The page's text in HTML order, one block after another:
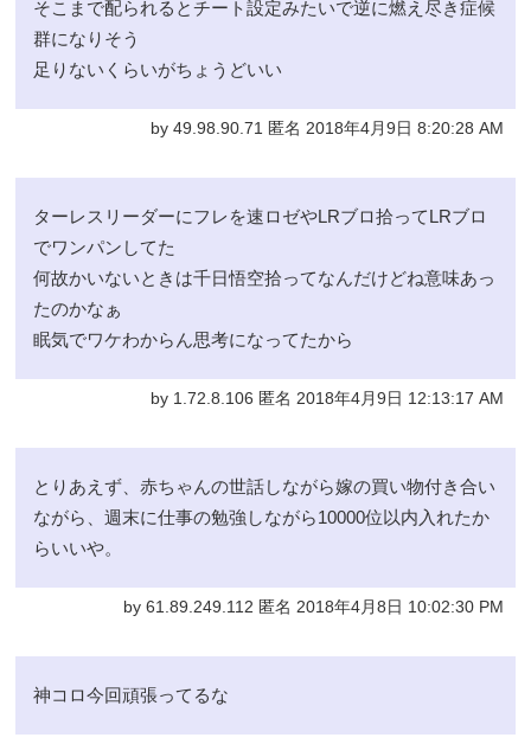
そこまで配られるとチート設定みたいで逆に燃え尽き症候
群になりそう
足りないくらいがちょうどいい
by 49.98.90.71 匿名 2018年4月9日 8:20:28 AM
ターレスリーダーにフレを速ロゼやLRブロ拾ってLRブロ
でワンパンしてた
何故かいないときは千日悟空拾ってなんだけどね意味あっ
たのかなぁ
眠気でワケわからん思考になってたから
by 1.72.8.106 匿名 2018年4月9日 12:13:17 AM
とりあえず、赤ちゃんの世話しながら嫁の買い物付き合い
ながら、週末に仕事の勉強しながら10000位以内入れたか
らいいや。
by 61.89.249.112 匿名 2018年4月8日 10:02:30 PM
神コロ今回頑張ってるな